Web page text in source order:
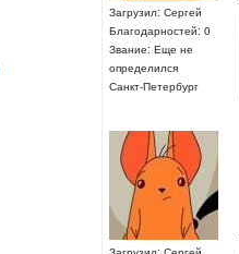
Загрузил: Сергей
Благодарностей: 0
Звание: Еще не
определился
Санкт-Петербург